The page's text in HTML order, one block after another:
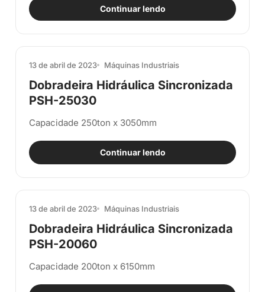
Continuar lendo
13 de abril de 2023 Máquinas Industriais
Dobradeira Hidráulica Sincronizada
PSH-25030
Capacidade 250ton x 3050mm
Continuar lendo
13 de abril de 2023 Máquinas Industriais
Dobradeira Hidráulica Sincronizada
PSH-20060
Capacidade 200ton x 6150mm